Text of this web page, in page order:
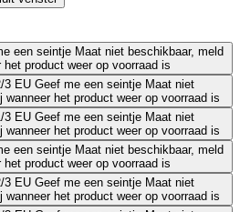
een seintje Maat niet beschikbaar, meld
het product weer op voorraad is
3 EU Geef me een seintje Maat niet
wanneer het product weer op voorraad is
3 EU Geef me een seintje Maat niet
wanneer het product weer op voorraad is
een seintje Maat niet beschikbaar, meld
het product weer op voorraad is
3 EU Geef me een seintje Maat niet
wanneer het product weer op voorraad is